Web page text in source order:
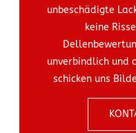
unbeschädigte
keine
unverbindlich und
schicken uns